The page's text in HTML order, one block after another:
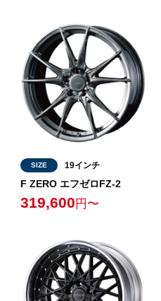
SIZE 19インチ
F ZERO エフゼロFZ-2
319,600 円〜